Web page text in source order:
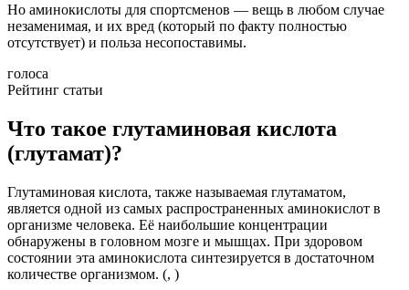
Но аминокислоты для спортсменов — вещь в любом случае
незаменимая, и их вред (который по факту полностью
отсутствует) и польза несопоставимы.
голоса
Рейтинг статьи
Что такое глутаминовая кислота
(глутамат)?
Глутаминовая кислота, также называемая глутаматом,
является одной из самых распространенных аминокислот в
организме человека. Её наибольшие концентрации
обнаружены в головном мозге и мышцах. При здоровом
состоянии эта аминокислота синтезируется в достаточном
количестве организмом. (, )